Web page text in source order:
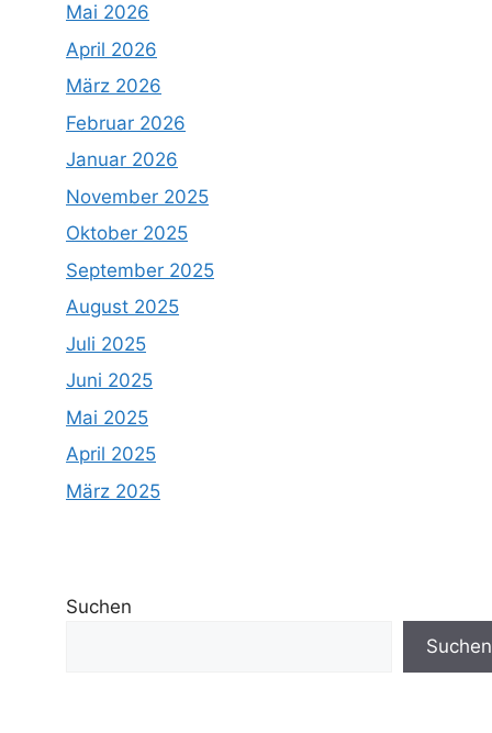
Mai 2026
April 2026
März 2026
Februar 2026
Januar 2026
November 2025
Oktober 2025
September 2025
August 2025
Juli 2025
Juni 2025
Mai 2025
April 2025
März 2025
Suchen
Suchen